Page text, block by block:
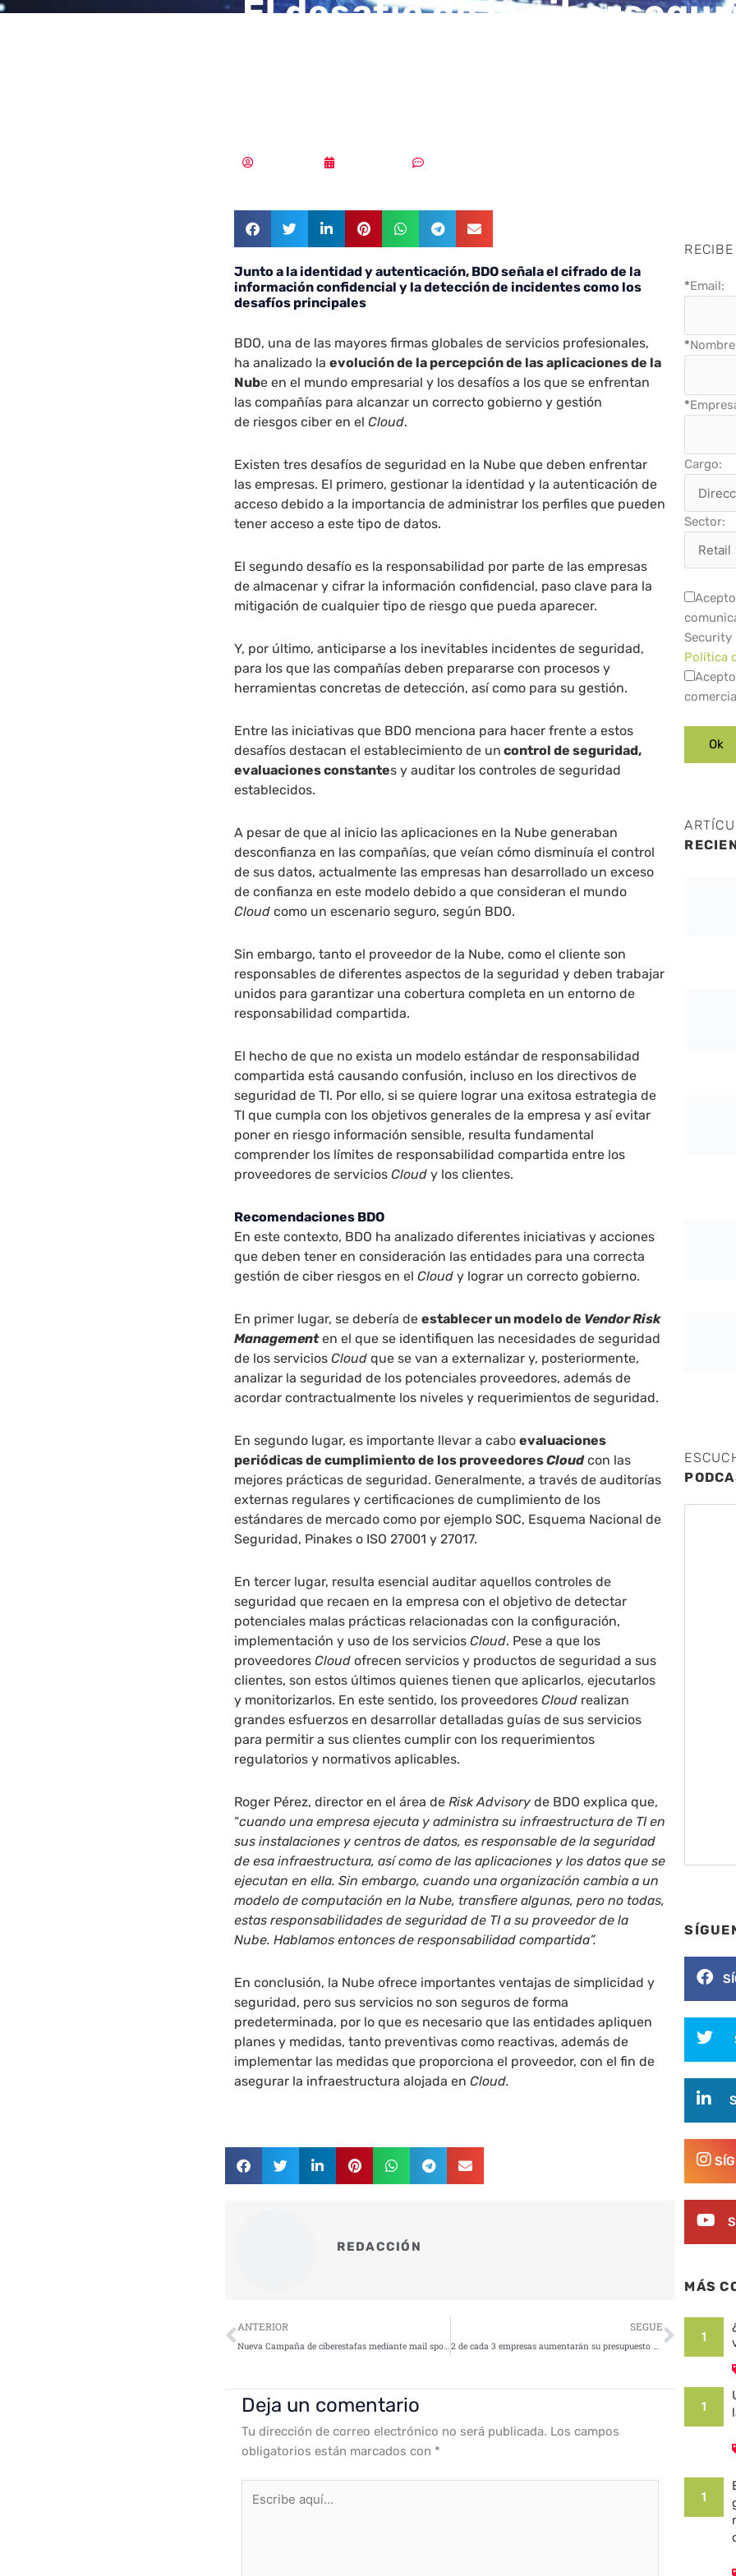
El desafío de la
Junto a la identidad y autenticación, BDO señala el cifrado de la
información confidencial y la detección de incidentes como los
desafíos principales
BDO, una de las mayores firmas globales de servicios profesionales,
ha analizado laevolución de la percepción de las aplicaciones de la
Nube en el mundo empresarial y los desafíos a los que se enfrentan
las compañías para alcanzar un correcto gobierno y gestión
de riesgos ciber en elCloud.
Existen tres desafíos de seguridad en la Nube que deben enfrentar
las empresas. El primero, gestionar la identidad y la autenticación de
acceso debido a la importancia de administrar los perfiles que pueden
tener acceso a este tipo de datos.
El segundo desafío es la responsabilidad por parte de las empresas
de almacenar y cifrar la información confidencial, paso clave para la
mitigación de cualquier tipo de riesgo que pueda aparecer.
Y, por último, anticiparse a los inevitables incidentes de seguridad,
para los que las compañías deben prepararse con procesos y
herramientas concretas de detección, así como para su gestión.
Entre las iniciativas que BDO menciona para hacer frente a estos
desafíos destacan el establecimiento de un control de seguridad,
evaluaciones constantes y auditar los controles de seguridad
establecidos.
A pesar de que al inicio las aplicaciones en la Nube generaban
desconfianza en las compañías, que veían cómo disminuía el control
de sus datos, actualmente las empresas han desarrollado un exceso
de confianza en este modelo debido a que consideran el mundo
Cloud como un escenario seguro, según BDO.
Sin embargo, tanto el proveedor de la Nube, como el cliente son
responsables de diferentes aspectos de la seguridad y deben trabajar
unidos para garantizar una cobertura completa en un entorno de
responsabilidad compartida.
El hecho de que no exista un modelo estándar de responsabilidad
compartida está causando confusión, incluso en los directivos de
seguridad de TI. Por ello, si se quiere lograr una exitosa estrategia de
TI que cumpla con los objetivos generales de la empresa y así evitar
poner en riesgo información sensible, resulta fundamental
comprender los límites de responsabilidad compartida entre los
proveedores de serviciosCloud y los clientes.
Recomendaciones BDO
En este contexto, BDO ha analizado diferentes iniciativas y acciones
que deben tener en consideración las entidades para una correcta
gestión de ciber riesgos en elCloud y lograr un correcto gobierno.
En primer lugar, se debería deestablecer un modelo de Vendor Risk
Managementen el que se identifiquen las necesidades de seguridad
de los serviciosCloud que se van a externalizar y, posteriormente,
analizar la seguridad de los potenciales proveedores, además de
acordar contractualmente los niveles y requerimientos de seguridad.
En segundo lugar, es importante llevar a caboevaluaciones
periódicas de cumplimiento de los proveedoresCloudcon las
mejores prácticas de seguridad. Generalmente, a través de auditorías
externas regulares y certificaciones de cumplimiento de los
estándares de mercado como por ejemplo SOC, Esquema Nacional de
Seguridad, Pinakes o ISO 27001 y 27017.
En tercer lugar, resulta esencial auditar aquellos controles de
seguridad que recaen en la empresa con el objetivo de detectar
potenciales malas prácticas relacionadas con la configuración,
implementación y uso de los serviciosCloud. Pese a que los
proveedoresCloud ofrecen servicios y productos de seguridad a sus
clientes, son estos últimos quienes tienen que aplicarlos, ejecutarlos
y monitorizarlos. En este sentido, los proveedoresCloud realizan
grandes esfuerzos en desarrollar detalladas guías de sus servicios
para permitir a sus clientes cumplir con los requerimientos
regulatorios y normativos aplicables.
Roger Pérez, director en el área de Risk Advisory de BDO explica que,
“cuando una empresa ejecuta y administra su infraestructura de TI en
sus instalaciones y centros de datos, es responsable de la seguridad
de esa infraestructura, así como de las aplicaciones y los datos que se
ejecutan en ella. Sin embargo, cuando una organización cambia a un
modelo de computación en la Nube, transfiere algunas, pero no todas,
estas responsabilidades de seguridad de TI a su proveedor de la
Nube. Hablamos entonces de responsabilidad compartida”.
En conclusión, la Nube ofrece importantes ventajas de simplicidad y
seguridad, pero sus servicios no son seguros de forma
predeterminada, por lo que es necesario que las entidades apliquen
planes y medidas, tanto preventivas como reactivas, además de
implementar las medidas que proporciona el proveedor, con el fin de
asegurar la infraestructura alojada enCloud.
REDACCIÓN
Ant
ANTERIOR
Nueva Campaña de ciberestafas mediante mail spoofing
SEGUE
2 de cada 3 empresas aumentarán su presupuesto de ciberseguridad en 2023
Deja un comentario
Tu dirección de correo electrónico no será publicada. Los campos
obligatorios están marcados con *
aquí...
*Email:
*
*
Cargo:
Sector:
Security
Política
MÁS
1
1
1